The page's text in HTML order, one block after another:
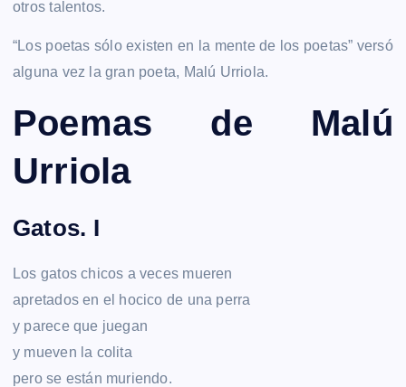
otros talentos.
“Los poetas sólo existen en la mente de los poetas” versó
alguna vez la gran poeta, Malú Urriola.
Poemas de Malú
Urriola
Gatos. I
Los gatos chicos a veces mueren
apretados en el hocico de una perra
y parece que juegan
y mueven la colita
pero se están muriendo.